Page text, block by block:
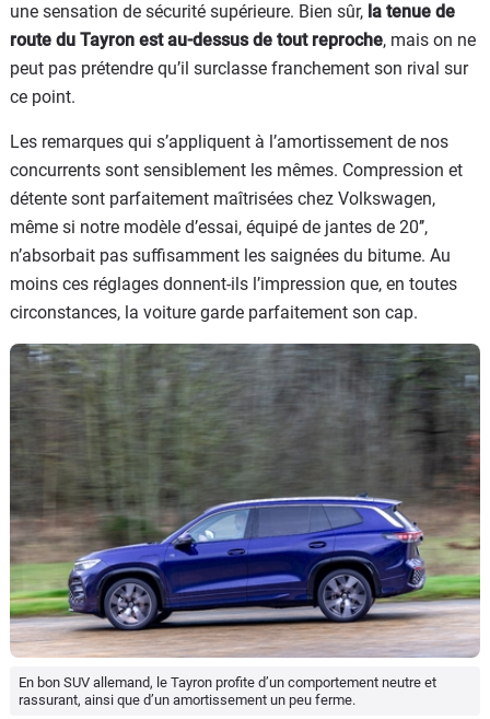
une sensation de sécurité supérieure. Bien sûr, la tenue de
route du Tayron est au-dessus de tout reproche, mais on ne
peut pas prétendre qu’il surclasse franchement son rival sur
ce point.
Les remarques qui s’appliquent à l’amortissement de nos
concurrents sont sensiblement les mêmes. Compression et
détente sont parfaitement maîtrisées chez Volkswagen,
même si notre modèle d’essai, équipé de jantes de 20’’,
n’absorbait pas suffisamment les saignées du bitume. Au
moins ces réglages donnent-ils l’impression que, en toutes
circonstances, la voiture garde parfaitement son cap.
En bon SUV allemand, le Tayron profite d’un comportement neutre et
rassurant, ainsi que d’un amortissement un peu ferme.